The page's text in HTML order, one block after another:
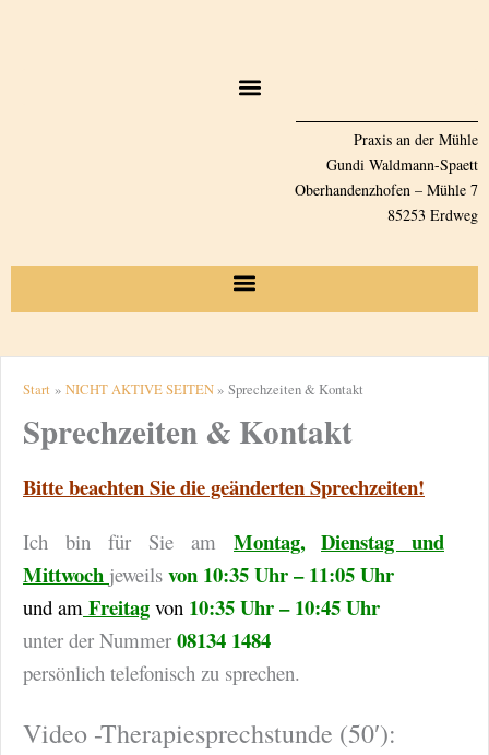
Praxis an der Mühle
Gundi Waldmann-Spaett
Oberhandenzhofen – Mühle 7
85253 Erdweg
Start NICHT AKTIVE SEITEN Sprechzeiten & Kontakt
Sprechzeiten & Kontakt
Bitte beachten Sie die geänderten Sprechzeiten!
Ich bin für Sie am Montag, Dienstag und
Mittwoch jeweils von 10:35 Uhr – 11:05Uhr
und am Freitag von 10:35 Uhr – 10:45 Uhr
unter der Nummer 08134 1484
persönlich telefonisch zu sprechen.
Video -Therapiesprechstunde (50′):